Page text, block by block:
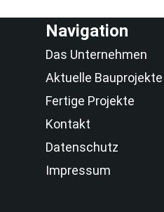
Navigation
Das Unternehmen
Aktuelle Bauprojekte
Fertige Projekte
Kontakt
Datenschutz
Impressum